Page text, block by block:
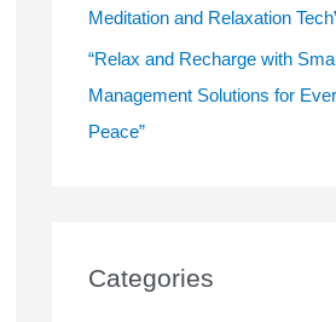
Meditation and Relaxation
“Relax and Recharge with
Management Solutions for
Peace”
Categories